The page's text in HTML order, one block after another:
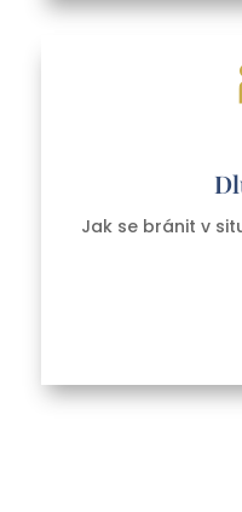
Jak se bránit v